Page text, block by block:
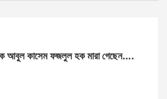
আবুল কাসেম ফজলুল হক মারা গেছেন….